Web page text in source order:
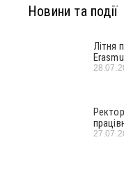
Новини та події
Літня